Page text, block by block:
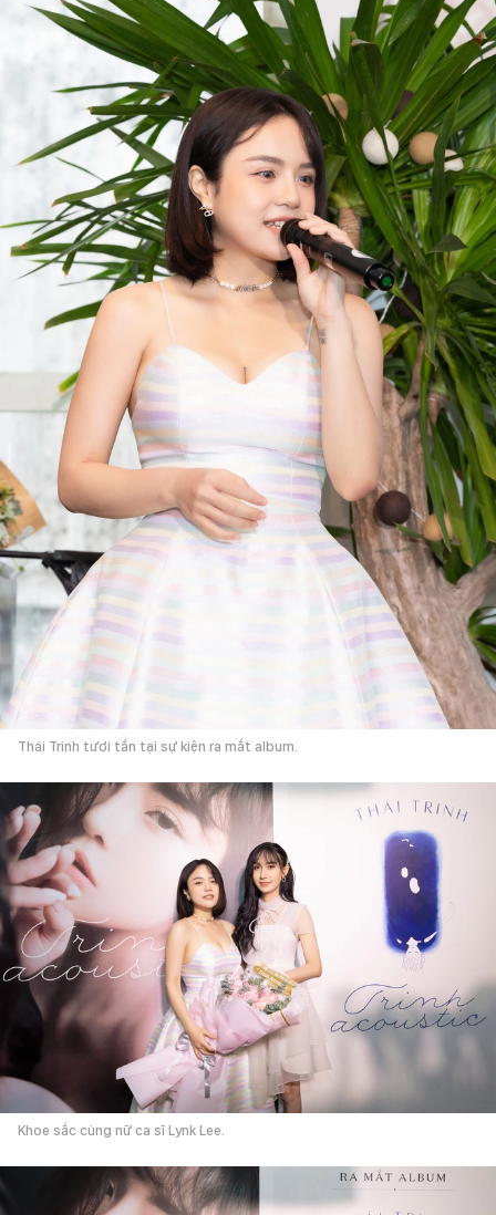
Thái Trinh tươi tắn tại sự kiện ra mắt album.
Khoe sắc cùng nữ ca sĩ Lynk Lee.